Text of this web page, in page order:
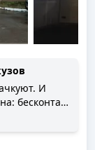
И
бесконтакт,